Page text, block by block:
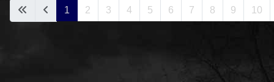
1 2 3 4 5 6 7 8 9 10